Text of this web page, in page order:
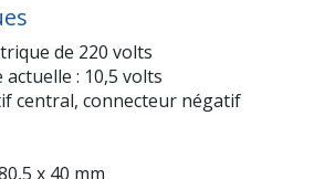
de 220 volts
: 10,5 volts
central, connecteur négatif
x 40 mm